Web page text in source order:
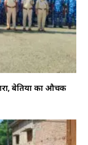
बेतिया का औचक